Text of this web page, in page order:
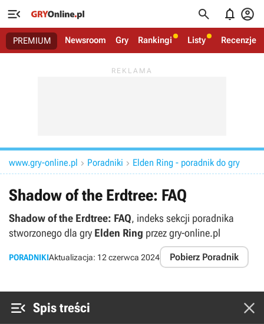
   
PREMIUM Newsroom Gry Rankingi Listy Recenzje
www.gry-online.pl  Poradniki  Elden Ring - poradnik do gry
Shadow of the Erdtree: FAQ
Shadow of the Erdtree: FAQ, indeks sekcji poradnika
stworzonego dla gry Elden Ring przez gry-online.pl
PORADNIKIAktualizacja: 12 czerwca 2024 Pobierz Poradnik
 Spis treści 